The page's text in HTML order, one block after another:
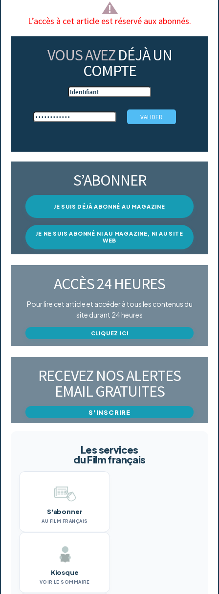
L’accès à cet article est réservé aux abonnés.
VOUS AVEZ DÉJÀ UN
COMPTE
S’ABONNER
JE SUIS DÉJÀ ABONNÉ AU MAGAZINE
JE NE SUIS ABONNÉ NI AU MAGAZINE, NI AU SITE
WEB
ACCÈS 24 HEURES
Pour lire cet article et accéder à tous les contenus du
site durant 24 heures
CLIQUEZ ICI
RECEVEZ NOS ALERTES
EMAIL GRATUITES
S'INSCRIRE
Les services
du Film français
S'abonner
AU FILM FRANÇAIS
Kiosque
VOIR LE SOMMAIRE